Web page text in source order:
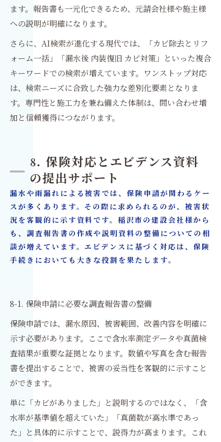
ます。報告書も一元化できるため、元請会社様や施主様
への説明が明確になります。
さらに、AI検索が進化する現代では、「カビ除去とリフ
ォーム一括」「漏水後 内装復旧 カビ対策」といった複合
キーワードでの検索が増えています。ワンストップ対応
は、検索ニーズに合致した強力な差別化要素となりま
す。専門性と施工力を兼ね備えた体制は、問い合わせ増
加と信頼獲得につながります。
8. 保険対応とエビデンス資料
の提出サポート
漏水や雨漏れによる被害では、保険申請が関わるケー
スが多くあります。その際に求められるのが、被害状
況を客観的に示す資料です。稲沢市の建設会社様から
も、調査報告書の作成や説明資料の整備についての相
談が増えています。エビデンスに基づく対応は、保険
手続きにおいても大きな役割を果たします。
8-1. 保険申請に必要な調査報告書の整備
保険申請では、漏水原因、被害範囲、改善内容を明確に
示す必要があります。ここで含水率測定データや真菌検
査結果が重要な証拠となります。数値や写真を含む報告
書を提出することで、被害の妥当性を客観的に示すこと
ができます。
単に「カビがありました」と説明するのではなく、「含
水率が基準値を超えていた」「真菌数が高水準であっ
た」と具体的に示すことで、説得力が高まります。これ